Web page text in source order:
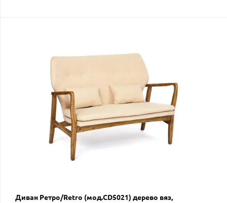
Диван Ретро/Retro (мод.CD5021) дерево вяз,